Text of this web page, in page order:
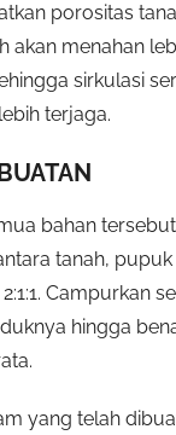
porositas
akan menahan
sirkulasi
terjaga.
bahan
tanah,
Campurkan
hingga
yang telah